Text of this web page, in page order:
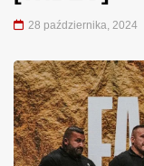
28 października, 2024